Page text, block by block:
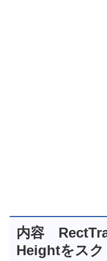
内容
Heightをスク